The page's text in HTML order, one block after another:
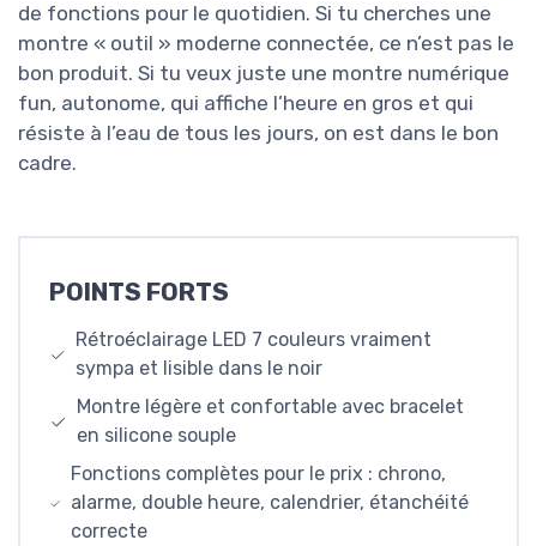
de fonctions pour le quotidien. Si tu cherches une
montre « outil » moderne connectée, ce n’est pas le
bon produit. Si tu veux juste une montre numérique
fun, autonome, qui affiche l’heure en gros et qui
résiste à l’eau de tous les jours, on est dans le bon
cadre.
POINTS FORTS
Rétroéclairage LED 7 couleurs vraiment
sympa et lisible dans le noir
Montre légère et confortable avec bracelet
en silicone souple
Fonctions complètes pour le prix : chrono,
alarme, double heure, calendrier, étanchéité
correcte